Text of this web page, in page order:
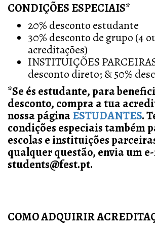
CONDIÇÕES ESPECIAIS*
20% desconto estudante
30% desconto de grupo (4
acreditações)
INSTITUIÇÕES
desconto direto; & 50%
*Se és estudante, para
desconto, compra a tua
nossa páginaESTUDANTES.
condições especiais também
escolas e instituições
qualquer questão, envia um
students@fest.pt.
COMO ADQUIRIR